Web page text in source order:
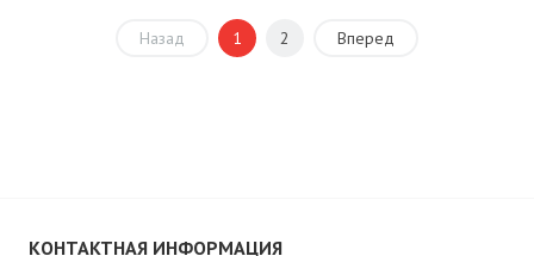
Назад 1 2 Вперед
КОНТАКТНАЯ ИНФОРМАЦИЯ